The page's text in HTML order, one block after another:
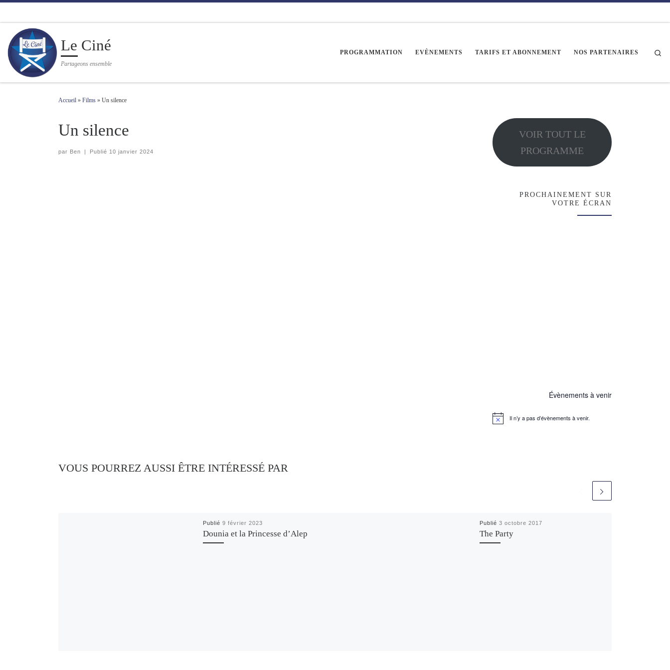
Le Ciné
Partageons ensemble
PROGRAMMATION EVÈNEMENTS TARIFS ET ABONNEMENT NOS PARTENAIRES
Accueil » Films » Un silence
Un silence
par Ben Publié 10 janvier 2024
VOUS POURREZ AUSSI ÊTRE INTÉRESSÉ PAR
Publié 9 février 2023
Dounia et la Princesse d’Alep
Publié 3 octobre 2017
The Party
VOIR TOUT LE
PROGRAMME
PROCHAINEMENT SUR
VOTRE ÉCRAN
Évènements à venir
N
Il n’y a pas d’évènements à venir.